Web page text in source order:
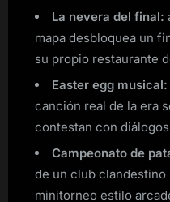
La nevera del final:
mapa desbloquea un
su propio restaurante
Easter egg musical:
canción real de la era
contestan con
Campeonato de
de un club
minitorneo estilo